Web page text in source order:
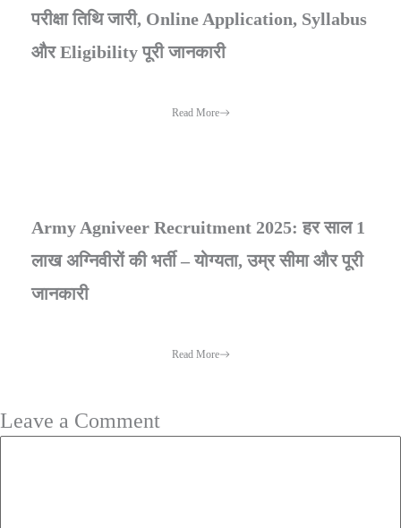
परीक्षा तिथि जारी, Online Application, Syllabus
और Eligibility पूरी जानकारी
Read More
Army Agniveer Recruitment 2025: हर साल 1
लाख अग्निवीरों की भर्ती – योग्यता, उम्र सीमा और पूरी
जानकारी
Read More
Leave a Comment